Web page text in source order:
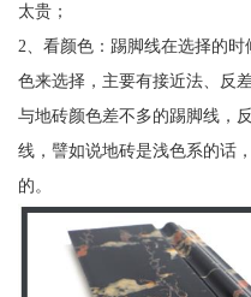
太贵；
2、看颜色：踢脚线在选择的
色来选择，主要有接近法、反
与地砖颜色差不多的踢脚线，
线，譬如说地砖是浅色系的话
的。